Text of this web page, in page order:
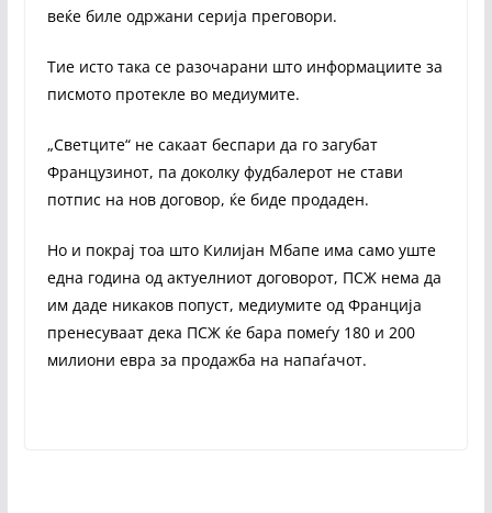
веќе биле одржани серија преговори.
Тие исто така се разочарани што информациите за
писмото протекле во медиумите.
„Светците“ не сакаат беспари да го загубат
Французинот, па доколку фудбалерот не стави
потпис на нов договор, ќе биде продаден.
Но и покрај тоа што Килијан Мбапе има само уште
една година од актуелниот договорот, ПСЖ нема да
им даде никаков попуст, медиумите од Франција
пренесуваат дека ПСЖ ќе бара помеѓу 180 и 200
милиони евра за продажба на напаѓачот.